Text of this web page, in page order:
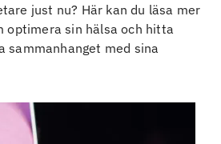
just nu? Här kan du läsa mer
optimera sin hälsa och hitta
sammanhanget med sina